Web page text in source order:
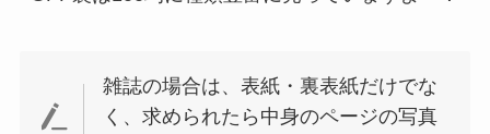
雑誌の場合は、表紙・裏表紙だけでな
く、求められたら中身のページの写真